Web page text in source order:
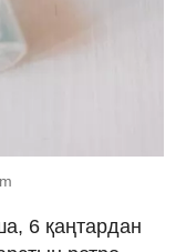
6 қаңтардан